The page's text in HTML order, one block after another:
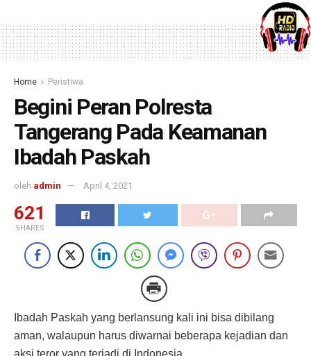
Home Peristiwa
Begini Peran Polresta
Tangerang Pada Keamanan
Ibadah Paskah
oleh admin April 4, 2021
621
SHARES
Ibadah Paskah yang berlansung kali ini bisa dibilang
aman, walaupun harus diwarnai beberapa kejadian dan
aksi teror yang terjadi di Indonesia